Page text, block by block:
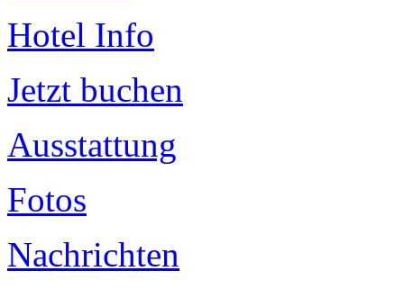
Hotel Info
Jetzt buchen
Ausstattung
Fotos
Nachrichten